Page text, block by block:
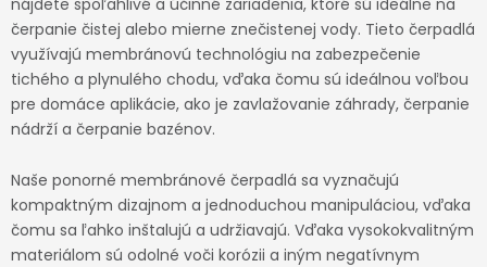
Záhrada
Príslušenstvo pre automobily
Vybavenie a hračky pre deti
Domácnosť
Ochranné pracovné pomôcky
nájdete spoľahlivé a účinné zariadenia, ktoré sú ideálne na
čerpanie čistej alebo mierne znečistenej vody. Tieto čerpadlá
využívajú membránovú technológiu na zabezpečenie
tichého a plynulého chodu, vďaka čomu sú ideálnou voľbou
pre domáce aplikácie, ako je zavlažovanie záhrady, čerpanie
nádrží a čerpanie bazénov.
Naše ponorné membránové čerpadlá sa vyznačujú
kompaktným dizajnom a jednoduchou manipuláciou, vďaka
čomu sa ľahko inštalujú a udržiavajú. Vďaka vysokokvalitným
materiálom sú odolné voči korózii a iným negatívnym